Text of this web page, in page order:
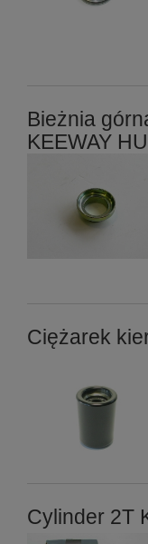
Bieżnia
KEEWAY
Ciężarek
Cylinder 2T